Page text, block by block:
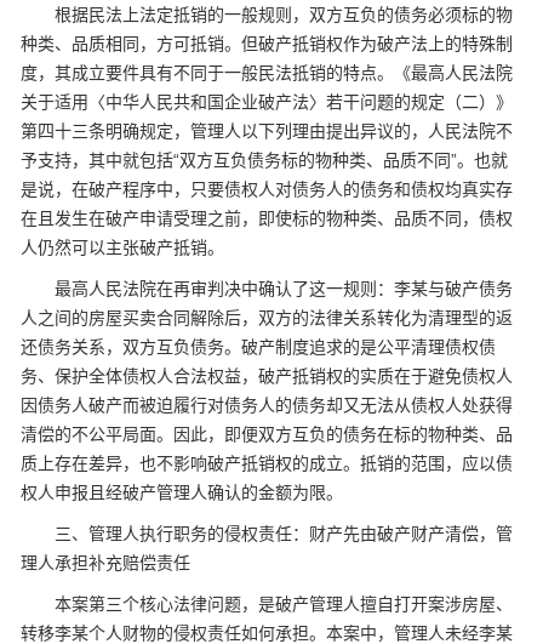
根据民法上法定抵销的一般规则，双方互负的债务必须标的物
种类、品质相同，方可抵销。但破产抵销权作为破产法上的特殊制
度，其成立要件具有不同于一般民法抵销的特点。《最高人民法院
关于适用〈中华人民共和国企业破产法〉若干问题的规定（二）》
第四十三条明确规定，管理人以下列理由提出异议的，人民法院不
予支持，其中就包括“双方互负债务标的物种类、品质不同”。也就
是说，在破产程序中，只要债权人对债务人的债务和债权均真实存
在且发生在破产申请受理之前，即使标的物种类、品质不同，债权
人仍然可以主张破产抵销。
最高人民法院在再审判决中确认了这一规则：李某与破产债务
人之间的房屋买卖合同解除后，双方的法律关系转化为清理型的返
还债务关系，双方互负债务。破产制度追求的是公平清理债权债
务、保护全体债权人合法权益，破产抵销权的实质在于避免债权人
因债务人破产而被迫履行对债务人的债务却又无法从债权人处获得
清偿的不公平局面。因此，即便双方互负的债务在标的物种类、品
质上存在差异，也不影响破产抵销权的成立。抵销的范围，应以债
权人申报且经破产管理人确认的金额为限。
三、管理人执行职务的侵权责任：财产先由破产财产清偿，管
理人承担补充赔偿责任
本案第三个核心法律问题，是破产管理人擅自打开案涉房屋、
转移李某个人财物的侵权责任如何承担。本案中，管理人未经李某